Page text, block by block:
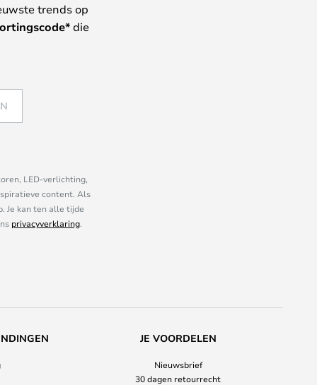
trends op
die
LED-verlichting,
content. Als
Je kan ten alle tijde
privacyverklaring.
JE VOORDELEN
Nieuwsbrief
30 dagen retourrecht